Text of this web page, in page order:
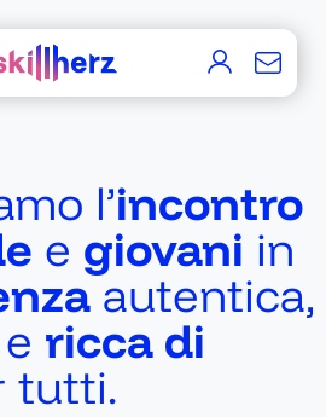
l’incontro
e giovani in
autentica,
ricca di
tutti.